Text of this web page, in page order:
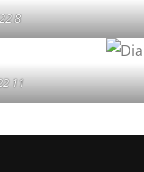
8
11